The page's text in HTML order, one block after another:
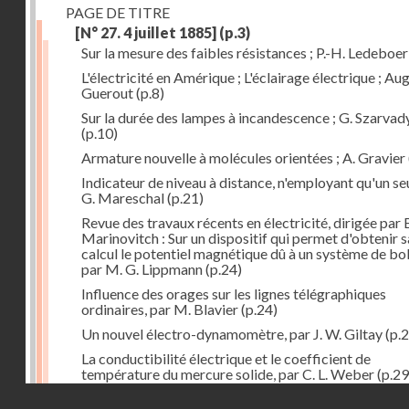
PAGE DE TITRE
[N° 27. 4 juillet 1885] (p.3)
Sur la mesure des faibles résistances ; P.-H. Ledeboer
L'électricité en Amérique ; L'éclairage électrique ;
Guerout(p.8)
Sur la durée des lampes à incandescence ; G.
(p.10)
Armature nouvelle à molécules orientées ; A. Gravier
Indicateur de niveau à distance, n'employant qu'un
G. Mareschal(p.21)
Revue des travaux récents en électricité, dirigée par
Marinovitch : Sur un dispositif qui permet d'obtenir
calcul le potentiel magnétique dû à un système de
par M. G. Lippmann(p.24)
Influence des orages sur les lignes télégraphiques
ordinaires, par M. Blavier(p.24)
Un nouvel électro-dynamomètre, par J. W. Giltay
La conductibilité électrique et le coefficient de
température du mercure solide, par C. L. Weber